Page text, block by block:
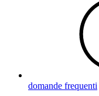
domande frequenti